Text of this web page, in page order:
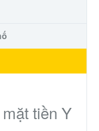
tiền Y